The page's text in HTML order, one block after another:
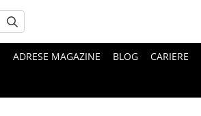
ADRESE MAGAZINE BLOG CARIERE